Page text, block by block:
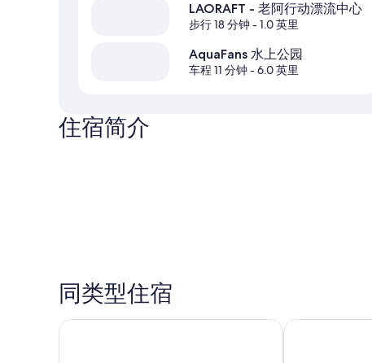
LAORAFT - 老阿行动漂流中心
步行 18 分钟- 1.0 英里
AquaFans 水上公园
车程 11 分钟- 6.0 英里
住宿简介
同类型住宿
玫瑰大酒店 法罗套房酒店